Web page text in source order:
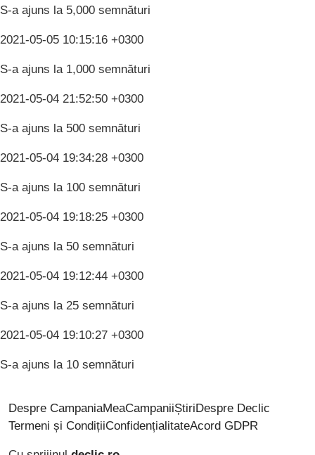
S-a ajuns la 5,000 semnături
2021-05-05 10:15:16 +0300
S-a ajuns la 1,000 semnături
2021-05-04 21:52:50 +0300
S-a ajuns la 500 semnături
2021-05-04 19:34:28 +0300
S-a ajuns la 100 semnături
2021-05-04 19:18:25 +0300
S-a ajuns la 50 semnături
2021-05-04 19:12:44 +0300
S-a ajuns la 25 semnături
2021-05-04 19:10:27 +0300
S-a ajuns la 10 semnături
Despre CampaniaMeaCampaniiȘtiriDespre Declic
Termeni și CondițiiConfidențialitateAcord GDPR